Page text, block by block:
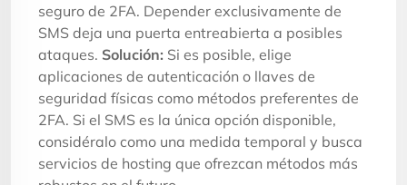
seguro de 2FA. Depender exclusivamente de
SMS deja una puerta entreabierta a posibles
ataques. Solución: Si es posible, elige
aplicaciones de autenticación o llaves de
seguridad físicas como métodos preferentes de
2FA. Si el SMS es la única opción disponible,
considéralo como una medida temporal y busca
servicios de hosting que ofrezcan métodos más